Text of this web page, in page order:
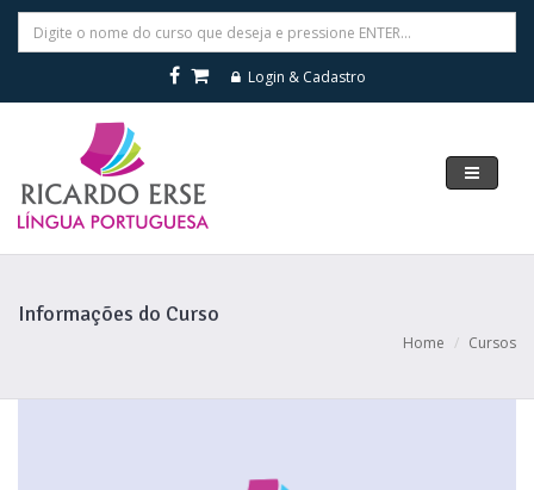
Login & Cadastro
Navegar
Informações do Curso
Home Cursos